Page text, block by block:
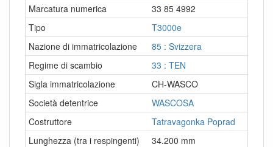
Marcatura numerica
33 85 4992
Tipo
T3000e
Nazione di immatricolazione
85 : Svizzera
Regime di scambio
33 : TEN
Sigla immatricolazione
CH-WASCO
Società detentrice
WASCOSA
Costruttore
Tatravagonka Poprad
Lunghezza (tra i respingenti)
34.200 mm